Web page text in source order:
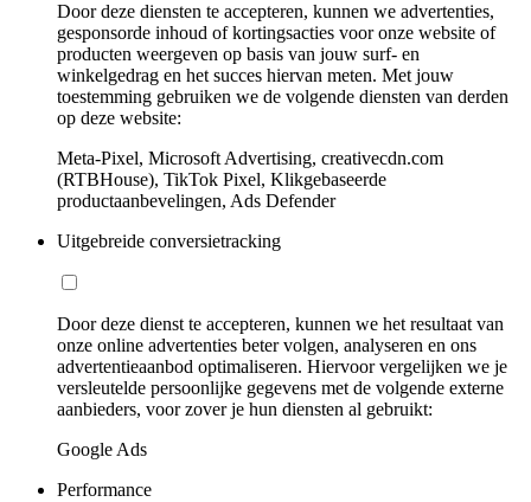
Door deze diensten te accepteren, kunnen we advertenties,
gesponsorde inhoud of kortingsacties voor onze website of
producten weergeven op basis van jouw surf- en
winkelgedrag en het succes hiervan meten. Met jouw
toestemming gebruiken we de volgende diensten van derden
op deze website:
Meta-Pixel, Microsoft Advertising, creativecdn.com
(RTBHouse), TikTok Pixel, Klikgebaseerde
productaanbevelingen, Ads Defender
Uitgebreide conversietracking
Door deze dienst te accepteren, kunnen we het resultaat van
onze online advertenties beter volgen, analyseren en ons
advertentieaanbod optimaliseren. Hiervoor vergelijken we je
versleutelde persoonlijke gegevens met de volgende externe
aanbieders, voor zover je hun diensten al gebruikt:
Google Ads
Performance